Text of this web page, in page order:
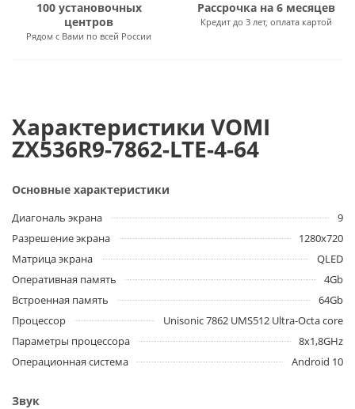
100 установочных
центров
Рядом с Вами по всей России
Рассрочка на 6 месяцев
Кредит до 3 лет, оплата картой
Характеристики VOMI
ZX536R9-7862-LTE-4-64
Основные характеристики
Диагональ экрана
9
Разрешение экрана
1280x720
Матрица экрана
QLED
Оперативная память
4Gb
Встроенная память
64Gb
Процессор
Unisonic 7862 UMS512 Ultra-Octa core
Параметры процессора
8x1,8GHz
Операционная система
Android 10
Звук